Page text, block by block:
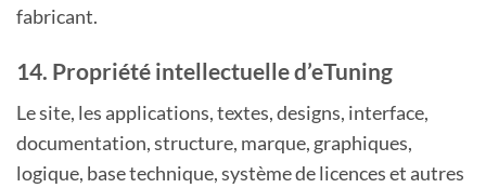
fabricant.
14. Propriété intellectuelle d’eTuning
Le site, les applications, textes, designs, interface,
documentation, structure, marque, graphiques,
logique, base technique, système de licences et autres